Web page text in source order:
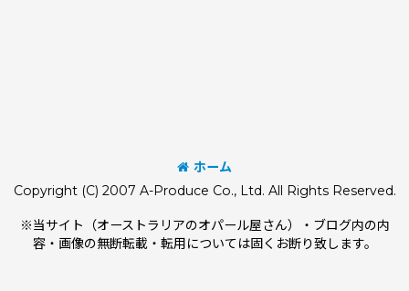
ホーム
Copyright (C) 2007 A-Produce Co., Ltd. All Rights Reserved.
※当サイト（オーストラリアのオパール屋さん）・ブログ内の内
容・画像の無断転載・転用については固くお断り致します。